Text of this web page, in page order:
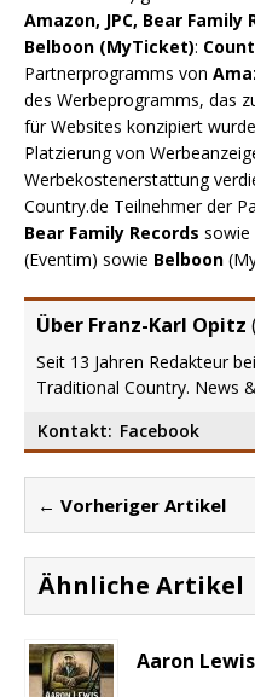
Amazon, JPC, Bear
Belboon (MyTicket):
Partnerprogramms von
des Werbeprogramms, das
für Websites konzipiert
Platzierung von
Werbekostenerstattung
Country.de Teilnehmer der
Bear Family Records sowie
(Eventim) sowie Belboon
Über Franz-Karl Opitz
Seit 13 Jahren Redakteur
Traditional Country. News
Kontakt: Facebook
← Vorheriger Artikel
Ähnliche Artikel
Aaron